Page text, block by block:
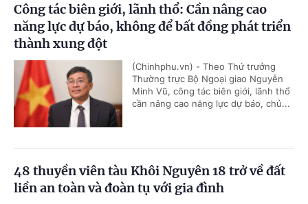
Công tác biên giới, lãnh thổ: Cần nâng cao
năng lực dự báo, không để bất đồng phát triển
thành xung đột
(Chinhphu.vn) - Theo Thứ trưởng
Thường trực Bộ Ngoại giao Nguyễn
Minh Vũ, công tác biên giới, lãnh thổ
cần nâng cao năng lực dự báo, chủ...
48 thuyền viên tàu Khôi Nguyên 18 trở về đất
liền an toàn và đoàn tụ với gia đình